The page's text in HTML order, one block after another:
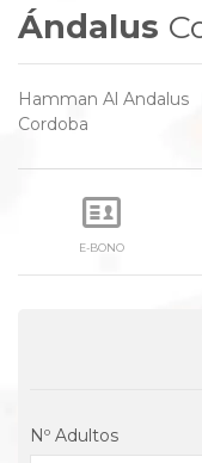
Ándalus
Hamman Al Andalus
Cordoba
E-BONO
Nº Adultos